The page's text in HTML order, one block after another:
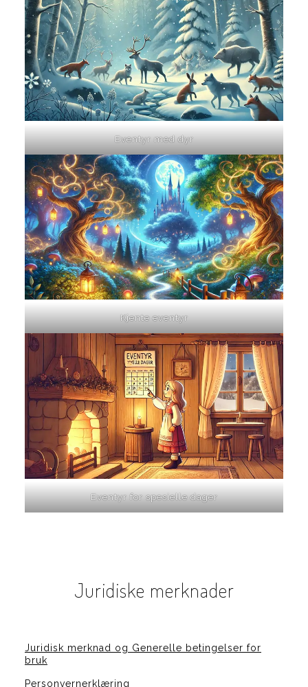
Eventyr med dyr
Kjente eventyr
Eventyr for spesielle dager
Juridiske merknader
Juridisk merknad og Generelle betingelser for
bruk
Personvernerklæring